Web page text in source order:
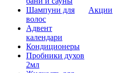
Шампуни для
волос
Адвент
календари
Кондиционеры
Пробники духов
2мл
Акции